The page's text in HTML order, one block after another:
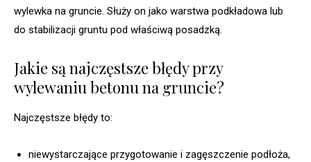
wylewka na gruncie. Służy on jako warstwa podkładowa lub
do stabilizacji gruntu pod właściwą posadzką.
Jakie są najczęstsze błędy przy
wylewaniu betonu na gruncie?
Najczęstsze błędy to:
niewystarczające przygotowanie i zagęszczenie podłoża,